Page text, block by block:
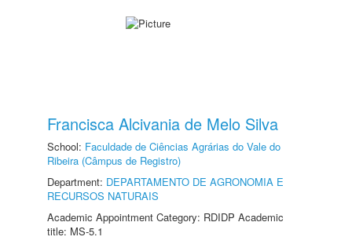
Francisca Alcivania de Melo Silva
School: Faculdade de Ciências Agrárias do Vale do
Ribeira (Câmpus de Registro)
Department: DEPARTAMENTO DE AGRONOMIA E
RECURSOS NATURAIS
Academic Appointment Category: RDIDP Academic
title: MS-5.1